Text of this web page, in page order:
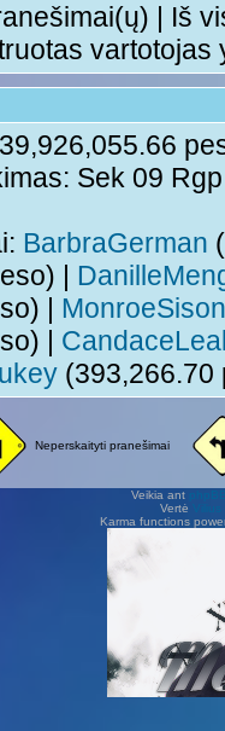
| Iš
vartotojas
Sek 09
BarbraGerman
|
| MonroeSison
|
Neperskaityti pranešimai
Veikia ant
Vertė Vilius
Karma functions